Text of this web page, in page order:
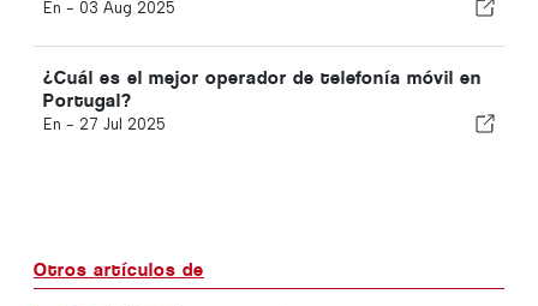
En - 03 Aug 2025
¿Cuál es el mejor operador de telefonía móvil en
Portugal?
En - 27 Jul 2025
Otros artículos de